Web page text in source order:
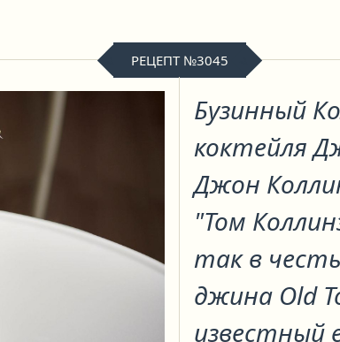
РЕЦЕПТ №3045
Бузинный
коктейля
Джон
"Том
так в
джина Old
известный